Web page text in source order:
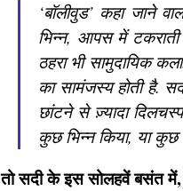
‘बॉलीवुड’ कहा जाने
भिन्न, आपस में
ठहरा भी सामुदायिक
का सामंजस्य होती है.
छांटने से ज़्यादा
कुछ भिन्न किया, या कुछ
तो सदी के इस सोलहवें बसंत में,